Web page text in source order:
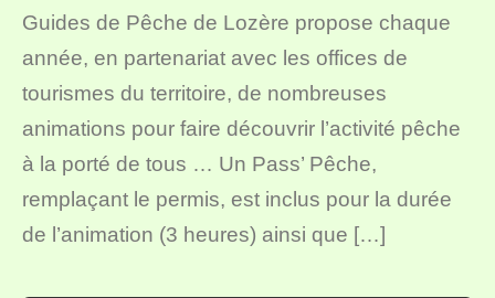
Guides de Pêche de Lozère propose chaque
année, en partenariat avec les offices de
tourismes du territoire, de nombreuses
animations pour faire découvrir l’activité pêche
à la porté de tous … Un Pass’ Pêche,
remplaçant le permis, est inclus pour la durée
de l’animation (3 heures) ainsi que […]